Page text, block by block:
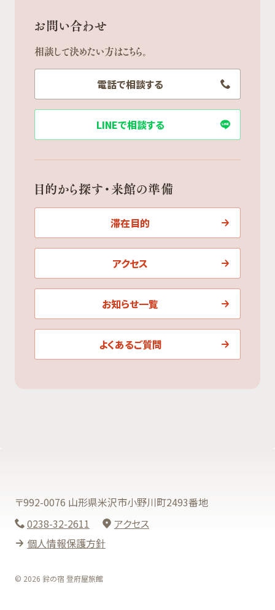
お問い合わせ
相談して決めたい方はこちら。
電話で相談する
LINEで相談する
目的から探す・来館の準備
滞在目的
アクセス
お知らせ一覧
よくあるご質問
〒992-0076 山形県米沢市小野川町2493番地
0238-32-2611
アクセス
個人情報保護方針
© 2026 鈴の宿 登府屋旅館